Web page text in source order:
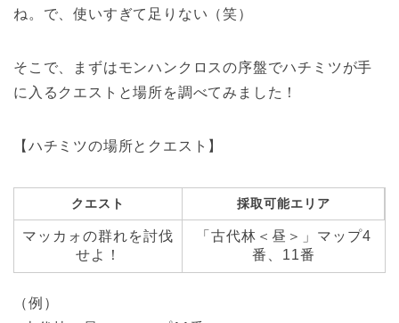
ね。で、使いすぎて足りない（笑）
そこで、まずはモンハンクロスの序盤でハチミツが手
に入るクエストと場所を調べてみました！
【ハチミツの場所とクエスト】
クエスト 採取可能エリア
マッカォの群れを討伐
せよ！
「古代林＜昼＞」マップ4
番、11番
（例）